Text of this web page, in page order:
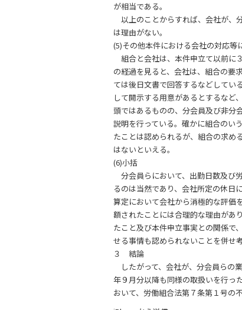
が相当である。
以上のことからすれば、会社が、
は理由がない。
(5)その他本件における会社の対応等
組合と会社は、本件申立て以前に
の経過を見ると、会社は、組合の要
ては後日文書で回答するなどしてい
して開示する用意があるとするなど
頭ではあるものの、分会員及び非分
説明を行っている。確かに組合のい
たことは認められるが、組合の求め
はないといえる。
(6)小括
分会員らにおいて、出勤日数及び
るのは当然であり、会社所定の休日
算定において会社から消極的な評価
額されたことには合理的な理由があ
たこと及び本件申立事実との関係で
せる事情も認められないことを併せ
３ 結論
したがって、会社が、分会員らの
年９月分以降も同様の取扱いを行っ
おいて、労働組合法第７条第１号の